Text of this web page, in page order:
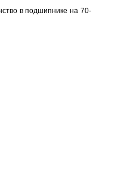
в подшипнике на 70-